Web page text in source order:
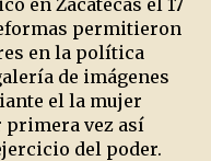
permitieron
en la política
de imágenes
el la mujer
primera vez así
del poder.